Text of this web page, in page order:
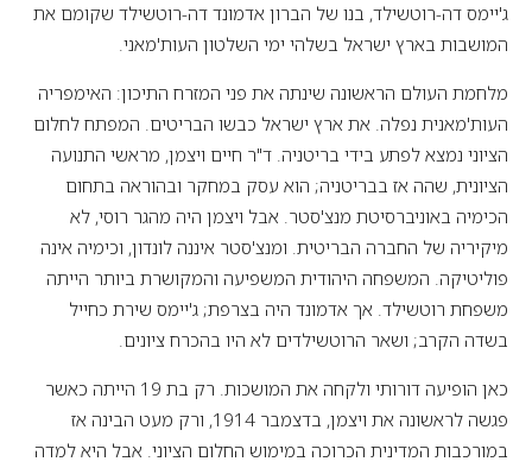
ג'יימס דה-רוטשילד, בנו של הברון אדמונד דה-רוטשילד שקומם את
המושבות בארץ ישראל בשלהי ימי השלטון העות'מאני.
מלחמת העולם הראשונה שינתה את פני המזרח התיכון: האימפריה
העות'מאנית נפלה. את ארץ ישראל כבשו הבריטים. המפתח לחלום
הציוני נמצא לפתע בידי בריטניה. ד"ר חיים ויצמן, מראשי התנועה
הציונית, שהה אז בבריטניה; הוא עסק במחקר ובהוראה בתחום
הכימיה באוניברסיטת מנצ'סטר. אבל ויצמן היה מהגר רוסי, לא
מיקיריה של החברה הבריטית. ומנצ'סטר איננה לונדון, וכימיה אינה
פוליטיקה. המשפחה היהודית המשפיעה והמקושרת ביותר הייתה
משפחת רוטשילד. אך אדמונד היה בצרפת; ג'יימס שירת כחייל
בשדה הקרב; ושאר הרוטשילדים לא היו בהכרח ציונים.
כאן הופיעה דורותי ולקחה את המושכות. רק בת 19 הייתה כאשר
פגשה לראשונה את ויצמן, בדצמבר 1914, ורק מעט הבינה אז
במורכבות המדינית הכרוכה במימוש החלום הציוני. אבל היא למדה